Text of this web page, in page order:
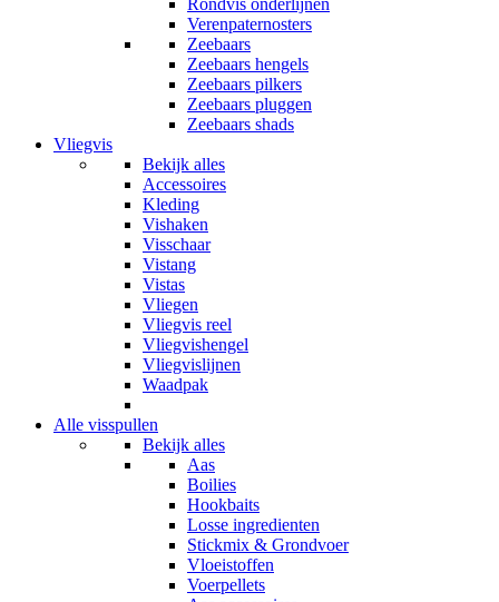
Rondvis onderlijnen
Verenpaternosters
Zeebaars
Zeebaars hengels
Zeebaars pilkers
Zeebaars pluggen
Zeebaars shads
Vliegvis
Bekijk alles
Accessoires
Kleding
Vishaken
Visschaar
Vistang
Vistas
Vliegen
Vliegvis reel
Vliegvishengel
Vliegvislijnen
Waadpak
Alle visspullen
Bekijk alles
Aas
Boilies
Hookbaits
Losse ingredienten
Stickmix & Grondvoer
Vloeistoffen
Voerpellets